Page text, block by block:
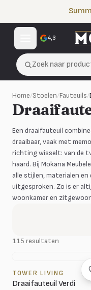
4,3
Zoek naar
Home/Stoelen/Fauteuils/
Een draaifauteuil
draaibaar, vaak met
richting wisselt: van de
haard. Bij Mokana
alle stijlen, materialen
uitgesproken. Zo is er
woonkamer en
115 resultaten
TOWER LIVING
Draaifauteuil Verdi